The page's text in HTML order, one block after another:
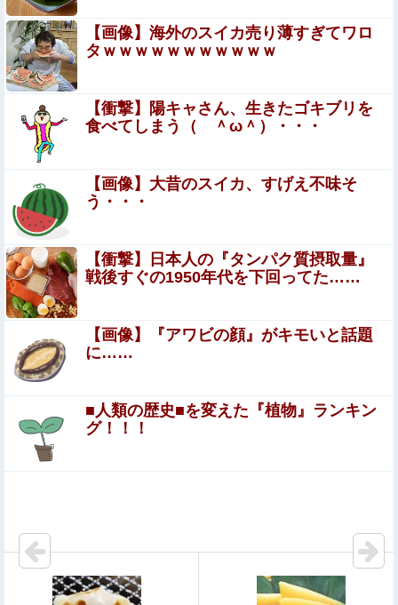
日本語が通じたから説
【画像】 JCさん、整体マッサージ中におっ〇い丸見え放
送事故！オカズにされてシコられまくるｗｗｗ
【画像】旅人女子「夜景を撮りたかっただけなのに、故郷
の村が燃やされたみたいになった」←26万ｲｲﾈｗｗｗｗ
亜鉛１日100mg飲んだらこうなるｗｗｗ
【悲報】NHK、ガチで『恐ろしい事実』が判明す
る・・・・・
【悲報】日本人、バカかもしれない。食品消費税減税
（8%→1%）に93.2%の国民が賛成してしまう
祭りって謎だよな、誰が神輿担いでるの？屋台出店してる
奴らは誰の許可を得て商売してるの？
【緊急】ワイ、会社でガチでやらかしたんだけど詳しいや
つ来て・・・・・・
【日向坂46】公式からの注意喚起、ヤフートップに掲
載される他
同窓会帰りに既婚チ〇ポつまみ食いする一般人みさき(27)
ちゃくちゃ増えた」
仕事が出来ない奴の特徴「飯が遅い」「運転下手」
【画像】海外のスイカ売り薄すぎてワロ
タｗｗｗｗｗｗｗｗｗｗｗ
【衝撃】陽キャさん、生きたゴキブリを
食べてしまう（ ＾ω＾）・・・
【画像】大昔のスイカ、すげえ不味そ
う・・・
【衝撃】日本人の『タンパク質摂取量』
戦後すぐの1950年代を下回ってた……
【画像】『アワビの顔』がキモいと話題
に……
■人類の歴史■を変えた『植物』ランキン
グ！！！